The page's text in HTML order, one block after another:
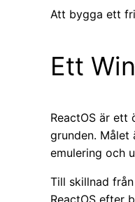
Att bygga ett
Ett
ReactOS är ett
grunden.
emulering och
Till skillnad